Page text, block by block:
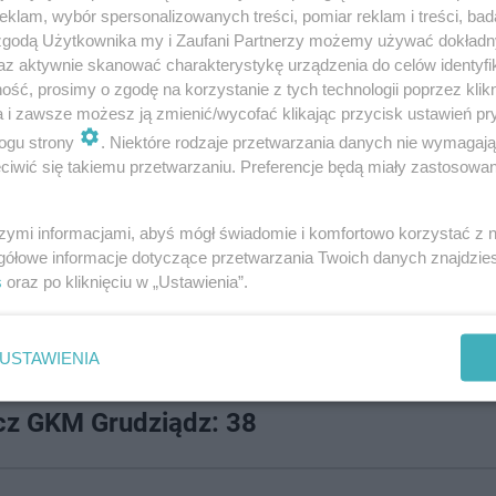
Nickiego Pedersena , który po dwóch startach (1,D)
dalszej jazdy w meczu.
nominowanymi... z tym, że tutaj grudziądzanie byli w
skutecznie odpowiedzieli zawodnicy Apatora 5:1.
wyprowadziły po mocnym ciosie - w postaci
gonitwie w miejsce Emila Sajfutdinowa pojawił
pokonał na własny torze Zooleszcz GKM
GKM Grudziądz: 38
wybór spersonalizowanych treści, pomiar reklam i treści,
Użytkownika my i Zaufani Partnerzy możemy używać
aktywnie skanować charakterystykę urządzenia do celów
prosimy o zgodę na korzystanie z tych technologii poprzez
i zawsze możesz ją zmienić/wycofać klikając przycisk ustawień
strony
. Niektóre rodzaje przetwarzania danych nie
się takiemu przetwarzaniu. Preferencje będą miały
informacjami, abyś mógł świadomie i komfortowo korzystać z
informacje dotyczące przetwarzania Twoich danych
oraz po kliknięciu w „Ustawienia”.
USTAWIENIA